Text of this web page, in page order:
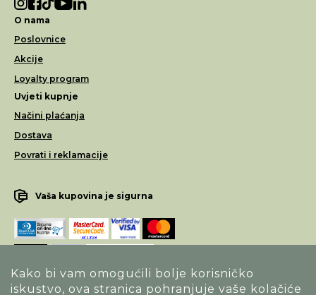
Kako bi vam omogućili bolje korisničko
iskustvo, ova stranica pohranjuje vaše kolačiće
O nama
Poslovnice
Akcije
Loyalty program
Uvjeti kupnje
Načini plaćanja
Dostava
Povrati i reklamacije
Vaša kupovina je sigurna